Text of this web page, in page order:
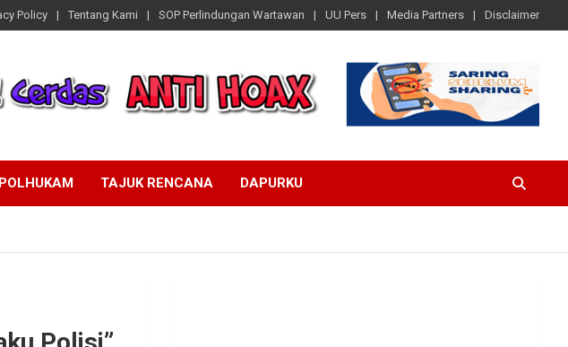
Policy Tentang Kami SOP Perlindungan Wartawan UU Pers Media Partners Disclaimer
POLHUKAM TAJUK RENCANA DAPURKU